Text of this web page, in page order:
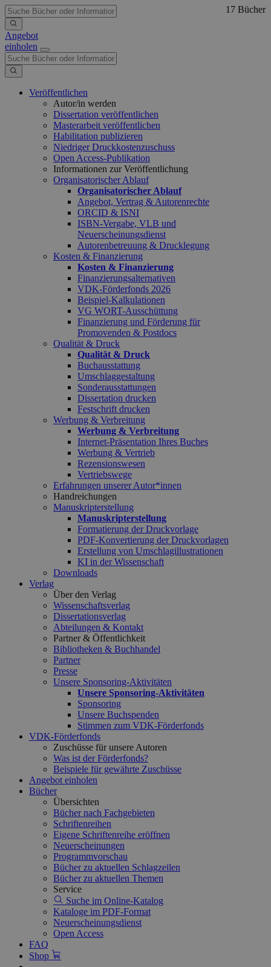
Angebot
einholen
Veröffentlichen
Autor/in werden
Dissertation veröffentlichen
Masterarbeit veröffentlichen
Habilitation publizieren
Niedriger Druckkostenzuschuss
Open Access-Publikation
Informationen zur Veröffentlichung
Organisatorischer Ablauf
Organisatorischer Ablauf
Angebot, Vertrag & Autorenrechte
ORCID & ISNI
ISBN-Vergabe, VLB und
Neuerscheinungsdienst
Autorenbetreuung & Drucklegung
Kosten & Finanzierung
Kosten & Finanzierung
Finanzierungsalternativen
VDK-Förderfonds 2026
Beispiel-Kalkulationen
VG WORT-Ausschüttung
Finanzierung und Förderung für
Promovenden & Postdocs
Qualität & Druck
Qualität & Druck
Buchausstattung
Umschlaggestaltung
Sonderausstattungen
Dissertation drucken
Festschrift drucken
Werbung & Verbreitung
Werbung & Verbreitung
Internet-Präsentation Ihres Buches
Werbung & Vertrieb
Rezensionswesen
Vertriebswege
Erfahrungen unserer Autor*innen
Handreichungen
Manuskripterstellung
Manuskripterstellung
Formatierung der Druckvorlage
PDF-Konvertierung der Druckvorlagen
Erstellung von Umschlagillustrationen
KI in der Wissenschaft
Downloads
Verlag
Über den Verlag
Wissenschaftsverlag
Dissertationsverlag
Abteilungen & Kontakt
Partner & Öffentlichkeit
Bibliotheken & Buchhandel
Partner
Presse
Unsere Sponsoring-Aktivitäten
Unsere Sponsoring-Aktivitäten
Sponsoring
Unsere Buchspenden
Stimmen zum VDK-Förderfonds
VDK-Förderfonds
Zuschüsse für unsere Autoren
Was ist der Förderfonds?
Beispiele für gewährte Zuschüsse
Angebot einholen
Bücher
Übersichten
Bücher nach Fachgebieten
Schriftenreihen
Eigene Schriftenreihe eröffnen
Neuerscheinungen
Programmvorschau
Bücher zu aktuellen Schlagzeilen
Bücher zu aktuellen Themen
Service
Suche im Online-Katalog
Kataloge im PDF-Format
Neuerscheinungsdienst
Open Access
FAQ
Shop
17 Bücher